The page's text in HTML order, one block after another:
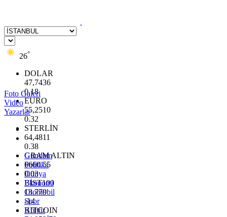
26°
DOLAR
47,7436
0.18
EURO
55,2510
0.32
STERLİN
64,4811
0.38
GRAM ALTIN
6660.55
0.03
BİST100
13.779
-14
BITCOIN
Foto Galeri
Video
Yazarlar
Gündem
Politika
Dünya
Ekonomi
Otomobil
Spor
Kültür